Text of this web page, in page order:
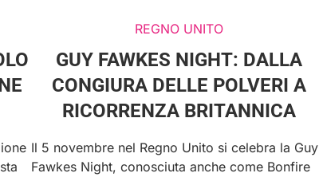
REGNO UNITO
GUY FAWKES NIGHT: DALLA
CONGIURA DELLE POLVERI A
RICORRENZA BRITANNICA
Il 5 novembre nel Regno Unito si celebra la Guy
Fawkes Night, conosciuta anche come Bonfire